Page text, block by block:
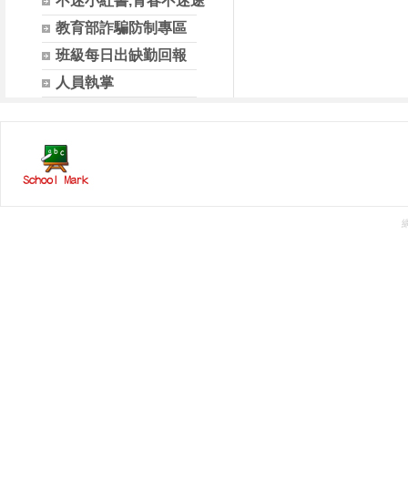
教育部詐騙防制專區
班級每日出缺勤回報
人員執掌